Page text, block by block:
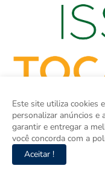
Este site utiliza cookies
personalizar anúncios e
garantir e entregar a
você concorda com a
Aceitar !